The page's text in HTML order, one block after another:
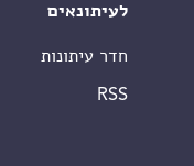
לעיתונאים
חדר עיתונות
RSS